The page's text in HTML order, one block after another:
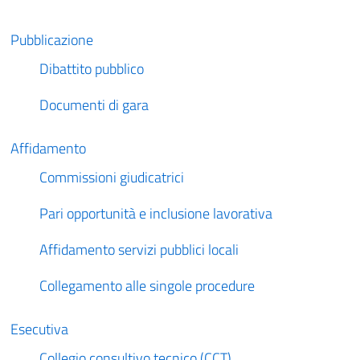
Pubblicazione
Dibattito pubblico
Documenti di gara
Affidamento
Commissioni giudicatrici
Pari opportunità e inclusione lavorativa
Affidamento servizi pubblici locali
Collegamento alle singole procedure
Esecutiva